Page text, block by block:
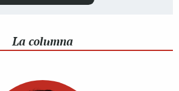
La columna